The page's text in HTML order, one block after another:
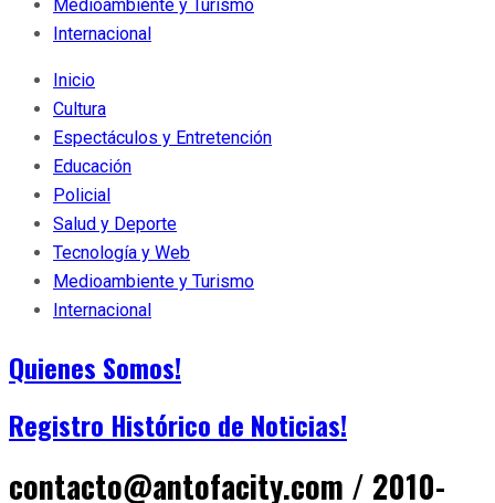
Medioambiente y Turismo
Internacional
Inicio
Cultura
Espectáculos y Entretención
Educación
Policial
Salud y Deporte
Tecnología y Web
Medioambiente y Turismo
Internacional
Quienes Somos!
Registro Histórico de Noticias!
contacto@antofacity.com / 2010-